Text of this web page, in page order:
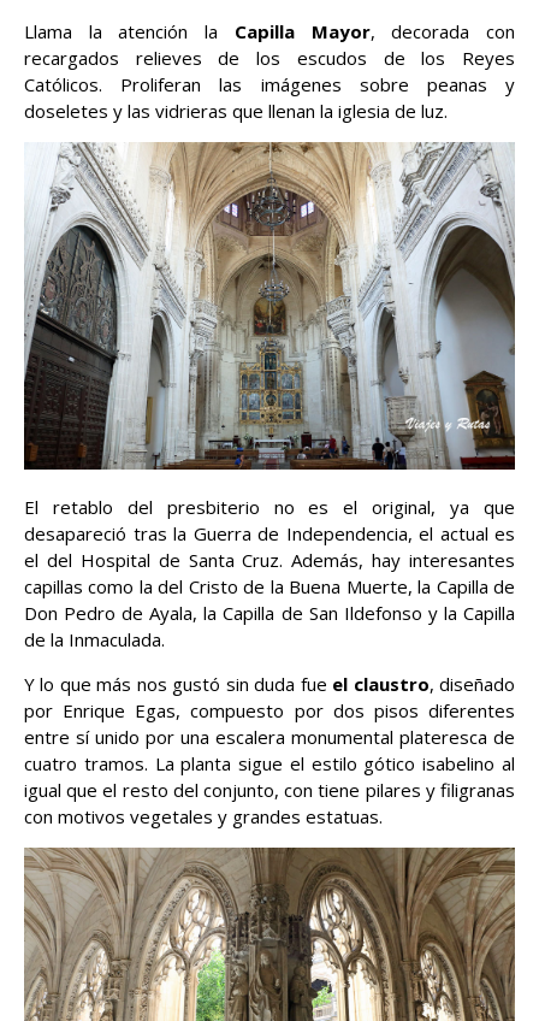
Llama la atención la Capilla Mayor, decorada con
recargados relieves de los escudos de los Reyes
Católicos. Proliferan las imágenes sobre peanas y
doseletes y las vidrieras que llenan la iglesia de luz.
El retablo del presbiterio no es el original, ya que
desapareció tras la Guerra de Independencia, el actual es
el del Hospital de Santa Cruz. Además, hay interesantes
capillas como la del Cristo de la Buena Muerte, la Capilla de
Don Pedro de Ayala, la Capilla de San Ildefonso y la Capilla
de la Inmaculada.
Y lo que más nos gustó sin duda fue el claustro, diseñado
por Enrique Egas, compuesto por dos pisos diferentes
entre sí unido por una escalera monumental plateresca de
cuatro tramos. La planta sigue el estilo gótico isabelino al
igual que el resto del conjunto, con tiene pilares y filigranas
con motivos vegetales y grandes estatuas.